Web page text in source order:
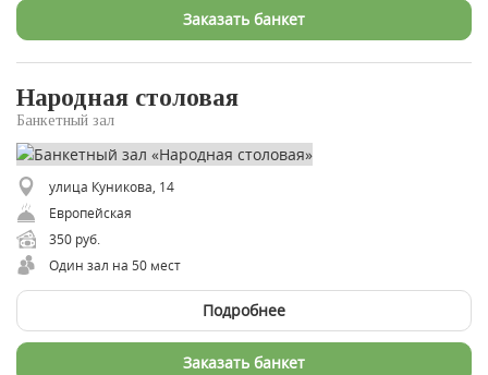
Заказать банкет
Народная столовая
Банкетный зал
улица Куникова, 14
Европейская
350 руб.
Один зал на 50 мест
Подробнее
Заказать банкет